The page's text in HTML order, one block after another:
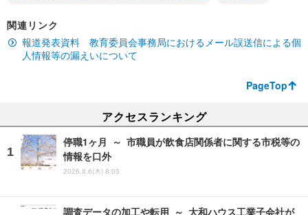
関連リンク
報道発表資料 教育委員会事務局におけるメール誤送信による個
人情報等の漏えいについて
PageTop
アクセスランキング
停職1ヶ月 ～ 市職員が飲食店関係者に関する市税等の
情報を口外
2026.8.6(木) 8:05
調査データの加工や転用 ～ 大和ハウス工業子会社が